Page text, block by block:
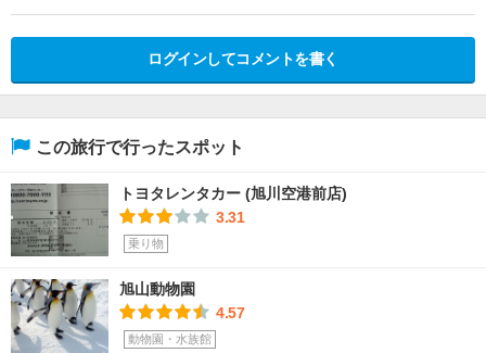
ログインしてコメントを書く
この旅行で行ったスポット
トヨタレンタカー (旭川空港前店)
3.31
乗り物
旭山動物園
4.57
動物園・水族館